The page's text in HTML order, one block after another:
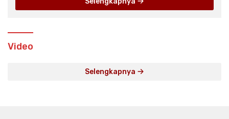
Video
Selengkapnya